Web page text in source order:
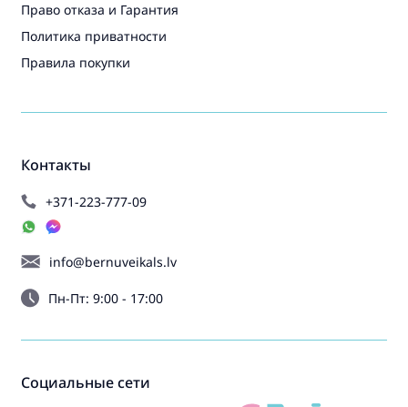
Контакты
+371-223-777-09
info@bernuveikals.lv
Пн-Пт: 9:00 - 17:00
Право отказа и Гарантия
Политика приватности
Правила покупки
Социальные сети